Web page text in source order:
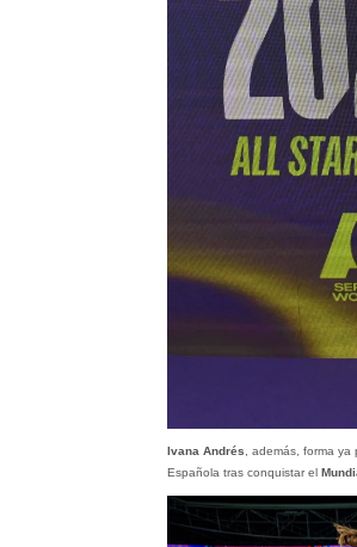
Ivana Andrés, además, forma ya
Española tras conquistar el